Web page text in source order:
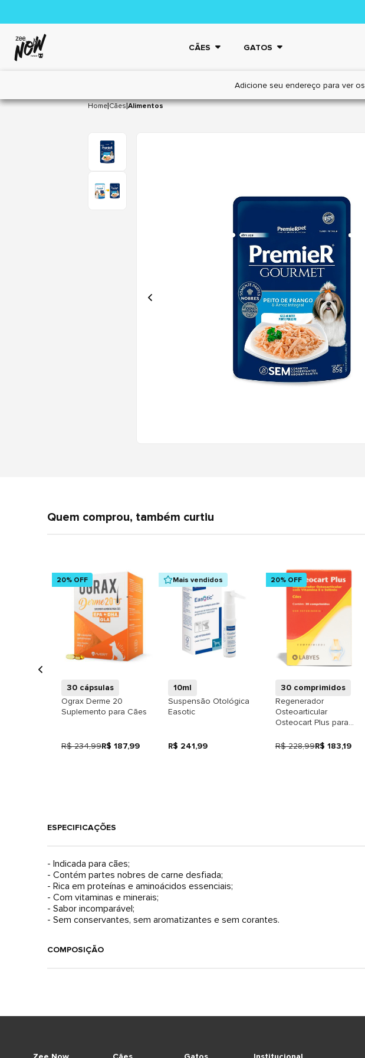
CÃES GATOS
Adicione seu endereço para ver os
Home|Cães|Alimentos
Quem comprou, também curtiu
20% OFF
+
30 cápsulas
Ograx Derme 20
Suplemento para Cães
R$ 234,99R$ 187,99
Mais vendidos
10ml
Suspensão Otológica
Easotic
R$ 241,99
20% OFF
30 comprimidos
Regenerador
Osteoarticular
Osteocart Plus para
R$ 228,99R$ 183,19
ESPECIFICAÇÕES
- Indicada para cães;
- Contém partes nobres de carne desfiada;
- Rica em proteínas e aminoácidos essenciais;
- Com vitaminas e minerais;
- Sabor incomparável;
- Sem conservantes, sem aromatizantes e sem corantes.
COMPOSIÇÃO